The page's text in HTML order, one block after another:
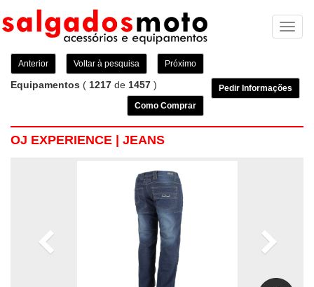
Anterior Voltar à pesquisa Próximo
Equipamentos ( 1217 de 1457 )
Pedir Informações
Como Comprar
OJ EXPERIENCE | JEANS